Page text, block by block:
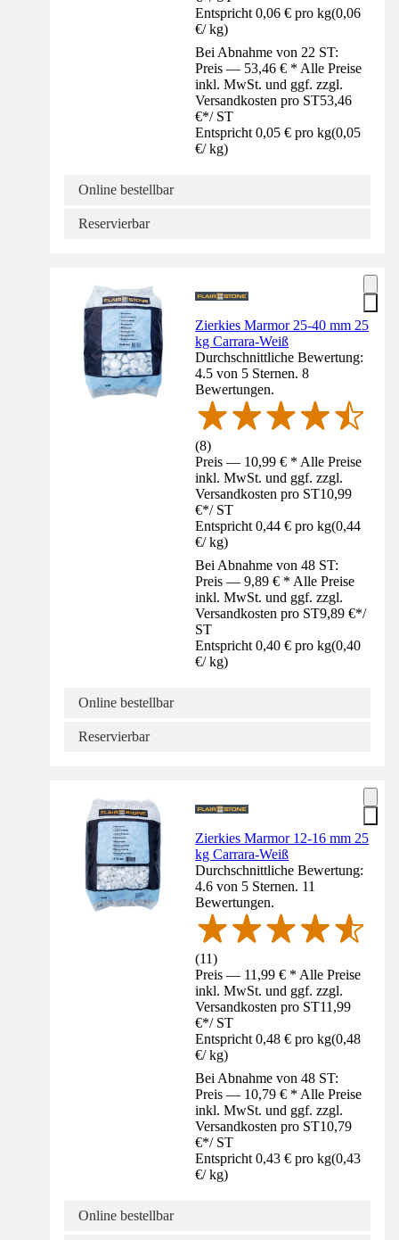
Entspricht 0,06 € pro kg(0,06
€/ kg)
Bei Abnahme von 22 ST:
Preis — 53,46 € * Alle Preise
inkl. MwSt. und ggf. zzgl.
Versandkosten pro ST53,46
€*/ ST
Entspricht 0,05 € pro kg(0,05
€/ kg)
Online bestellbar
Reservierbar
Zierkies Marmor 25-40 mm 25
kg Carrara-Weiß
Durchschnittliche Bewertung:
4.5 von 5 Sternen. 8
Bewertungen.
(8)
Preis — 10,99 € * Alle Preise
inkl. MwSt. und ggf. zzgl.
Versandkosten pro ST10,99
€*/ ST
Entspricht 0,44 € pro kg(0,44
€/ kg)
Bei Abnahme von 48 ST:
Preis — 9,89 € * Alle Preise
inkl. MwSt. und ggf. zzgl.
Versandkosten pro ST9,89 €*/
ST
Entspricht 0,40 € pro kg(0,40
€/ kg)
Online bestellbar
Reservierbar
Zierkies Marmor 12-16 mm 25
kg Carrara-Weiß
Durchschnittliche Bewertung:
4.6 von 5 Sternen. 11
Bewertungen.
(11)
Preis — 11,99 € * Alle Preise
inkl. MwSt. und ggf. zzgl.
Versandkosten pro ST11,99
€*/ ST
Entspricht 0,48 € pro kg(0,48
€/ kg)
Bei Abnahme von 48 ST:
Preis — 10,79 € * Alle Preise
inkl. MwSt. und ggf. zzgl.
Versandkosten pro ST10,79
€*/ ST
Entspricht 0,43 € pro kg(0,43
€/ kg)
Online bestellbar